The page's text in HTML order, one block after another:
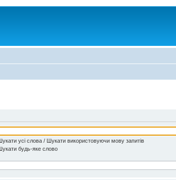
усі слова / Шукати використовуючи мову запитів
будь-яке слово